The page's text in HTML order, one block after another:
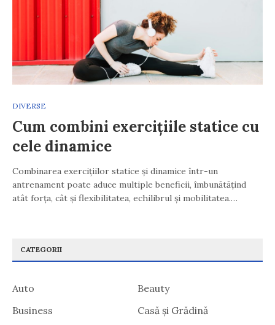
DIVERSE
Cum combini exercițiile statice cu
cele dinamice
Combinarea exercițiilor statice și dinamice într-un
antrenament poate aduce multiple beneficii, îmbunătățind
atât forța, cât și flexibilitatea, echilibrul și mobilitatea.…
CATEGORII
Auto
Beauty
Business
Casă și Grădină